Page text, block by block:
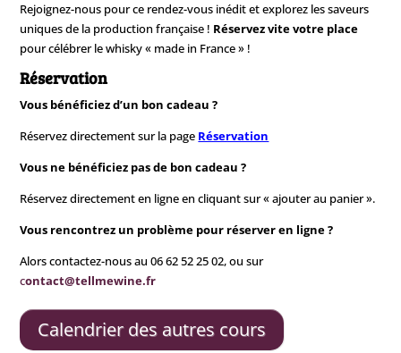
Rejoignez-nous pour ce rendez-vous inédit et explorez les saveurs
uniques de la production française ! Réservez vite votre place
pour célébrer le whisky « made in France » !
Réservation
Vous bénéficiez d’un bon cadeau ?
Réservez directement sur la page Réservation
Vous ne bénéficiez pas de bon cadeau ?
Réservez directement en ligne en cliquant sur « ajouter au panier ».
Vous rencontrez un problème pour réserver en ligne ?
Alors contactez-nous au 06 62 52 25 02, ou sur
contact@tellmewine.fr
Calendrier des autres cours